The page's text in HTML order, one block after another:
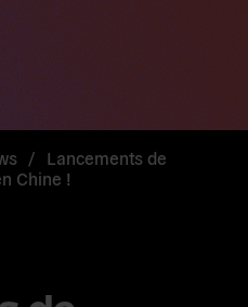
/ Lancements de
Chine !